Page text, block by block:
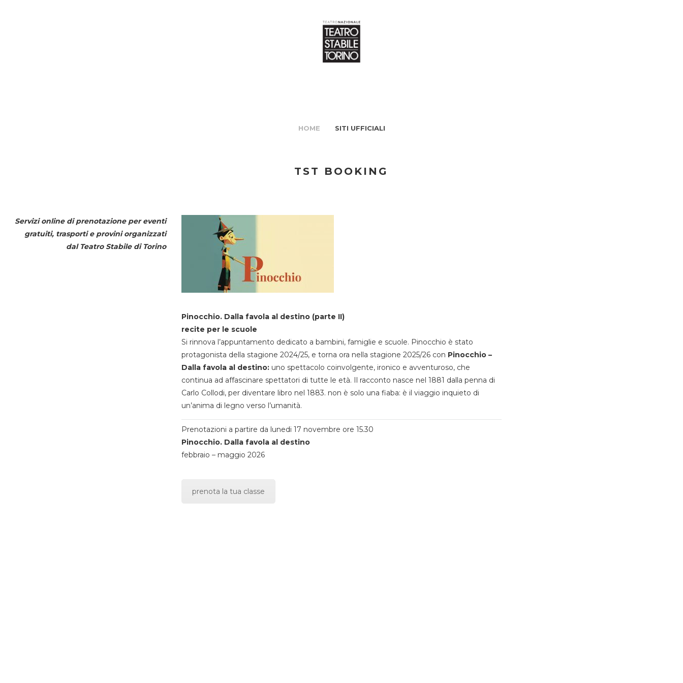
HOME SITI UFFICIALI
TST BOOKING
Servizi online di prenotazione per eventi
gratuiti, trasporti e provini organizzati
dal Teatro Stabile di Torino
Pinocchio. Dalla favola al destino (parte II)
recite per le scuole
Si rinnova l’appuntamento dedicato a bambini, famiglie e scuole. Pinocchio è stato
protagonista della stagione 2024/25, e torna ora nella stagione 2025/26 con Pinocchio –
Dalla favola al destino:uno spettacolo coinvolgente, ironico e avventuroso, che
continua ad affascinare spettatori di tutte le età. Il racconto nasce nel 1881 dalla penna di
Carlo Collodi, per diventare libro nel 1883. non è solo una fiaba: è il viaggio inquieto di
un’anima di legno verso l’umanità.
Prenotazioni a partire da lunedi 17 novembre ore 15.30
Pinocchio. Dalla favola al destino
febbraio – maggio 2026
prenota la tua classe